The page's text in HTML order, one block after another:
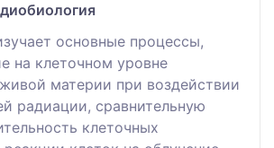
основные процессы,
на клеточном уровне
материи при воздействии
радиации, сравнительную
клеточных